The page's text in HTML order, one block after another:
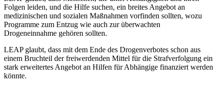
Folgen leiden, und die Hilfe suchen, ein breites Angebot an
medizinischen und sozialen Maßnahmen vorfinden sollten, wozu
Programme zum Entzug wie auch zur überwachten
Drogeneinnahme gehören sollten.
LEAP glaubt, dass mit dem Ende des Drogenverbotes schon aus
einem Bruchteil der freiwerdenden Mittel für die Strafverfolgung ein
stark erweitertes Angebot an Hilfen für Abhängige finanziert werden
könnte.